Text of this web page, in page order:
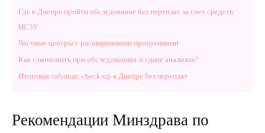
Где в Днепре пройти обследование без переплат за счет средств
НСЗУ
Частные центры с расширенными программами
Как сэкономить при обследованиях и сдаче анализов?
Итоговая таблица: check-up в Днепре без переплат
Рекомендации Минздрава по